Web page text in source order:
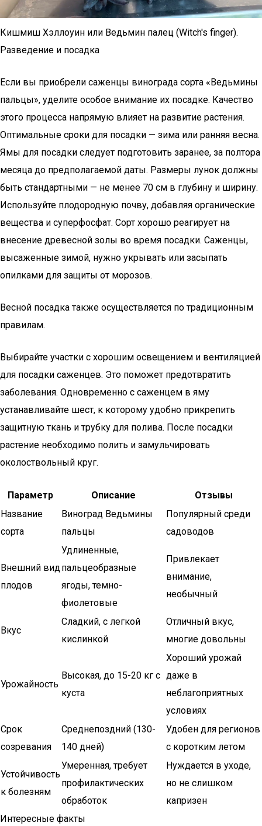
Кишмиш Хэллоуин или Ведьмин палец (Witch's finger).
Разведение и посадка
Если вы приобрели саженцы винограда сорта «Ведьмины
пальцы», уделите особое внимание их посадке. Качество
этого процесса напрямую влияет на развитие растения.
Оптимальные сроки для посадки — зима или ранняя весна.
Ямы для посадки следует подготовить заранее, за полтора
месяца до предполагаемой даты. Размеры лунок должны
быть стандартными — не менее 70 см в глубину и ширину.
Используйте плодородную почву, добавляя органические
вещества и суперфосфат. Сорт хорошо реагирует на
внесение древесной золы во время посадки. Саженцы,
высаженные зимой, нужно укрывать или засыпать
опилками для защиты от морозов.
Весной посадка также осуществляется по традиционным
правилам.
Выбирайте участки с хорошим освещением и вентиляцией
для посадки саженцев. Это поможет предотвратить
заболевания. Одновременно с саженцем в яму
устанавливайте шест, к которому удобно прикрепить
защитную ткань и трубку для полива. После посадки
растение необходимо полить и замульчировать
околоствольный круг.
Параметр Описание
Отзывы
Название
сорта
Виноград Ведьмины
пальцы
Популярный среди
садоводов
Внешний вид
плодов
Удлиненные,
пальцеобразные
ягоды, темно-
фиолетовые
Привлекает
внимание,
необычный
Вкус
Сладкий, с легкой
кислинкой
Отличный вкус,
многие довольны
Урожайность
Высокая, до 15-20 кг с
куста
Хороший урожай
даже в
неблагоприятных
условиях
Срок
созревания
Среднепоздний (130-
140 дней)
Удобен для регионов
с коротким летом
Устойчивость
к болезням
Умеренная, требует
профилактических
обработок
Нуждается в уходе,
но не слишком
капризен
Интересные факты